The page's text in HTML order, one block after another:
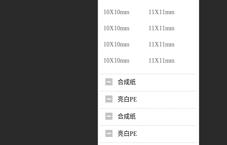
10X10mm 11X11mm
10X10mm 11X11mm
10X10mm 11X11mm
10X10mm 11X11mm
合成纸
亮白PE
合成纸
亮白PE